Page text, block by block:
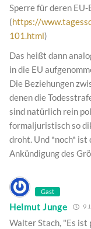
Sperre für deren
(https://
101.html)
Das heißt dann
in die EU
Die Beziehungen
denen die
sind natürlich rein
formaljuristisch so
droht. Und *noch* ist
Ankündigung des
Gast
Helmut Junge 9
Walter Stach, "Es